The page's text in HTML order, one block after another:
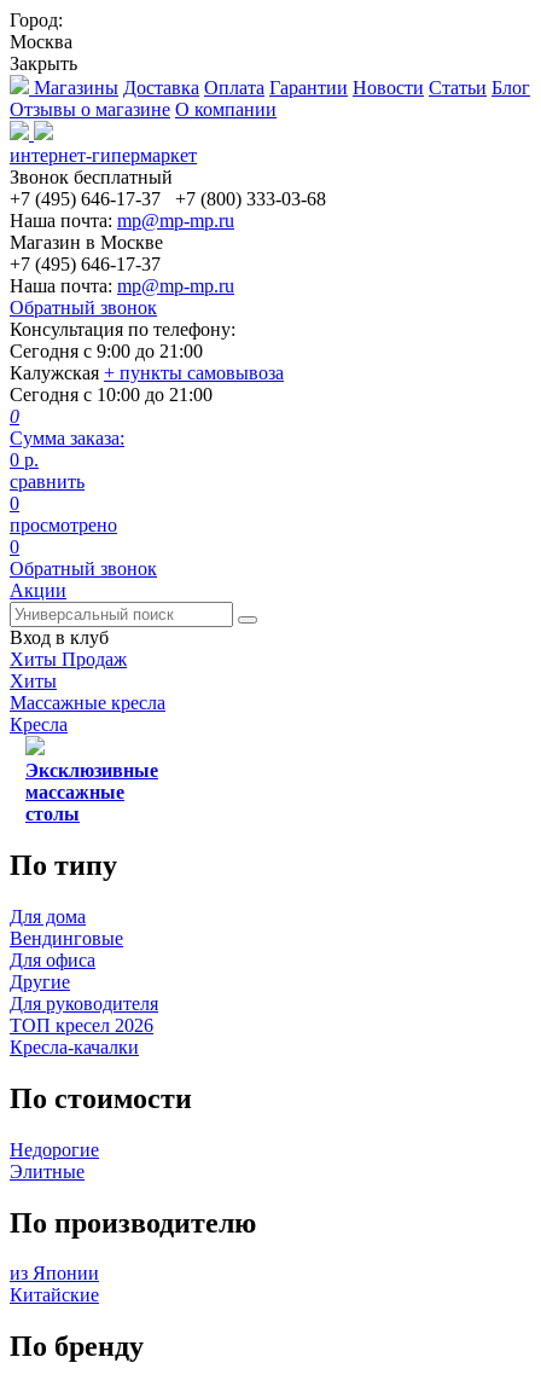
Город:
Москва
Закрыть
Магазины Доставка Оплата Гарантии Новости Статьи Блог
Отзывы о магазине О компании
интернет-гипермаркет
Звонок бесплатный
+7 (495) 646-17-37
+7 (800) 333-03-68
Наша почта: mp@mp-mp.ru
Магазин в Москве
+7 (495) 646-17-37
Наша почта: mp@mp-mp.ru
Обратный звонок
Консультация по телефону:
Сегодня с 9:00 до 21:00
Калужская + пункты самовывоза
Сегодня с 10:00 до 21:00
0
Сумма заказа:
0 р.
сравнить
0
просмотрено
0
Обратный звонок
Акции
Вход в клуб
Хиты Продаж
Хиты
Массажные кресла
Кресла
Эксклюзивные
массажные
столы
По типу
Для дома
Вендинговые
Для офиса
Другие
Для руководителя
ТОП кресел 2026
Кресла-качалки
По стоимости
Недорогие
Элитные
По производителю
из Японии
Китайские
По бренду